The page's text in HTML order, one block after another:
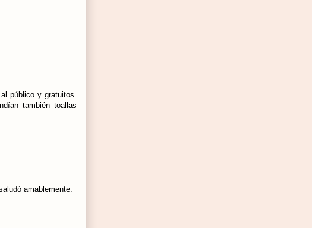
público y gratuitos.
también toallas
amablemente.